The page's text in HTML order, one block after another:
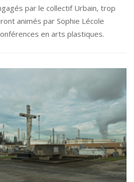
par le collectif Urbain, trop
animés par Sophie Lécole
en arts plastiques.